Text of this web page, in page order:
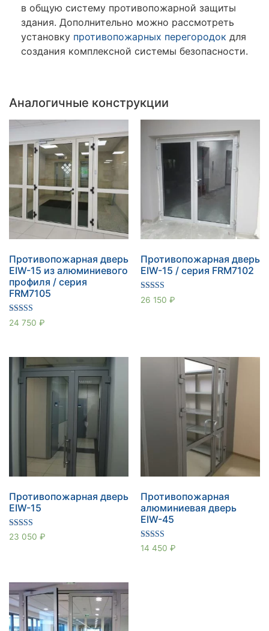
в общую систему противопожарной защиты
здания. Дополнительно можно рассмотреть
установку противопожарных перегородок для
создания комплексной системы безопасности.
Аналогичные конструкции
Противопожарная дверь
EIW-15 из алюминиевого
профиля / серия
FRM7105
Оценка
5.00
24 750 ₽
Противопожарная дверь
EIW-15 / серия FRM7102
Оценка
5.00
26 150 ₽
Противопожарная дверь
EIW-15
Оценка
5.00
23 050 ₽
Противопожарная
алюминиевая дверь
EIW-45
Оценка
5.00
14 450 ₽